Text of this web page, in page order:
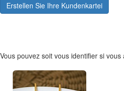
Erstellen Sie Ihre Kundenkartei
Vous pouvez soit vous identifier si